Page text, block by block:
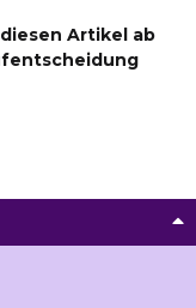
Artikel ab